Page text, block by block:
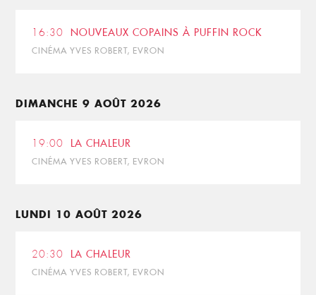
16:30 NOUVEAUX COPAINS À PUFFIN ROCK
CINÉMA YVES ROBERT, EVRON
DIMANCHE 9 AOÛT 2026
19:00 LA CHALEUR
CINÉMA YVES ROBERT, EVRON
LUNDI 10 AOÛT 2026
20:30 LA CHALEUR
CINÉMA YVES ROBERT, EVRON